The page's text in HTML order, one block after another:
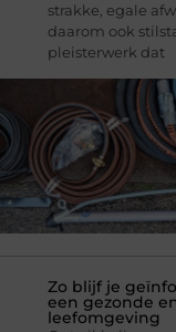
strakke, egale
daarom ook
pleisterwerk dat
Zo blijf je
een gezonde
leefomgeving